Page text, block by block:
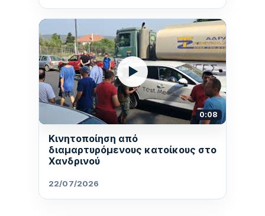
▶
0:08
Κινητοποίηση από
διαμαρτυρόμενους κατοίκους στο
Χανδρινού
22/07/2026